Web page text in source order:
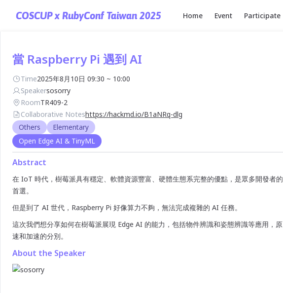
Skip to content
COSCUP x RubyConf Taiwan 2025 Home Event Participate
當 Raspberry Pi 遇到 AI
Time2025年8月10日 09:30 ~ 10:00
Speakersosorry
RoomTR409-2
Collaborative Noteshttps://hackmd.io/B1aNRq-dlg
Others
Elementary
Open Edge AI & TinyML
Abstract
在 IoT 時代，樹莓派具有穩定、軟體資源豐富、硬體生態系完整的優點，是眾多開發者的
首選。
但是到了 AI 世代，Raspberry Pi 好像算力不夠，無法完成複雜的 AI 任務。
這次我們想分享如何在樹莓派展現 Edge AI 的能力，包括物件辨識和姿態辨識等應用，原
速和加速的分別。
About the Speaker